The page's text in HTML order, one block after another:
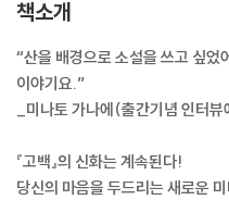
책소개
“산을 배경으로 소설을 쓰고 싶었
이야기요.”
_미나토 가나에(출간기념 인터뷰
『고백』의 신화는 계속된다!
당신의 마음을 두드리는 새로운